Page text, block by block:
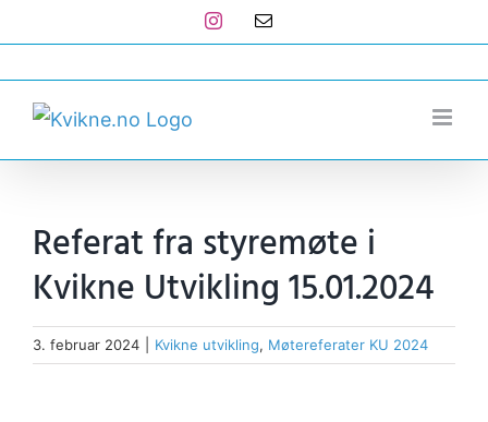
to
content
Instagram
E-
Referat fra styremøte i
Kvikne Utvikling 15.01.2024
3. februar 2024 Kvikne utvikling, Møtereferater KU 2024